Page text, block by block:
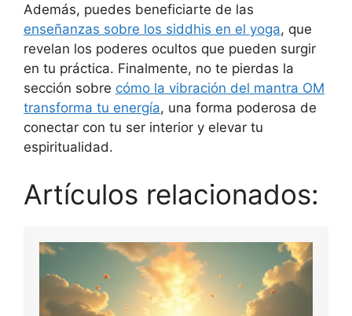
Además, puedes beneficiarte de las
enseñanzas sobre los siddhis en el yoga, que
revelan los poderes ocultos que pueden surgir
en tu práctica. Finalmente, no te pierdas la
sección sobre cómo la vibración del mantra OM
transforma tu energía, una forma poderosa de
conectar con tu ser interior y elevar tu
espiritualidad.
Artículos relacionados: